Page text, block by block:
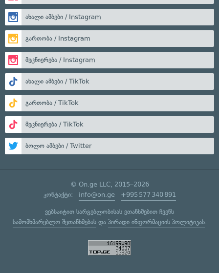
ახალი ამბები / Instagram
გართობა / Instagram
მეცნიერება / Instagram
ახალი ამბები / TikTok
გართობა / TikTok
მეცნიერება / TikTok
ბოლო ამბები / Twitter
© On.ge LLC, 2015–2026
კონტაქტი: info@on.ge +995 577 340 891
ვებსაიტით სარგებლობისას ეთანხმებით ჩვენს
სამომხმარებლო შეთანხმებასდა პირადი ინფორმაციის პოლიტიკას.